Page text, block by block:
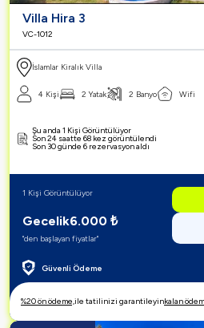
Villa Hira 3
VC-1012
İslamlar Kiralık Villa
4 Kişi 2 Yatak 2 Banyo Wifi
Şu anda 1 Kişi Görüntülüyor
Son 24 saatte 68 kez görüntülendi
Son 30 günde 6 rezervasyon aldı
Güvenli Ödeme
Gecelik6.000 ₺
"den başlayan fiyatlar"
1 Kişi Görüntülüyor
%20 ön ödeme,ile tatilinizi garantileyinkalan